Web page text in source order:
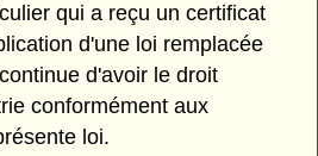
qui a reçu un certificat
d'une loi remplacée
d'avoir le droit
conformément aux
loi.